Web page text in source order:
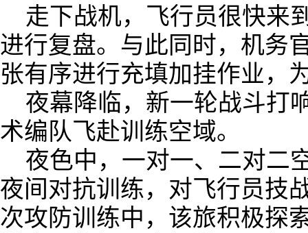
走下战机，飞行员很快来
进行复盘。与此同时，机务
张有序进行充填加挂作业，
夜幕降临，新一轮战斗打
术编队飞赴训练空域。
夜色中，一对一、二对二
夜间对抗训练，对飞行员技
次攻防训练中，该旅积极探